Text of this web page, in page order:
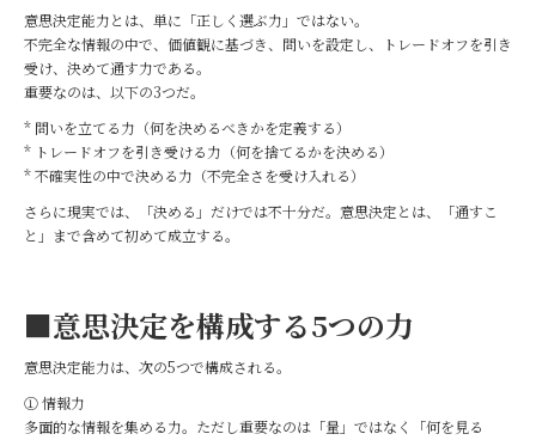
意思決定能力とは、単に「正しく選ぶ力」ではない。
不完全な情報の中で、価値観に基づき、問いを設定し、トレードオフを引き
受け、決めて通す力である。
重要なのは、以下の3つだ。
* 問いを立てる力（何を決めるべきかを定義する）
* トレードオフを引き受ける力（何を捨てるかを決める）
* 不確実性の中で決める力（不完全さを受け入れる）
さらに現実では、「決める」だけでは不十分だ。意思決定とは、「通すこ
と」まで含めて初めて成立する。
■意思決定を構成する5つの力
意思決定能力は、次の5つで構成される。
① 情報力
多面的な情報を集める力。ただし重要なのは「量」ではなく「何を見る